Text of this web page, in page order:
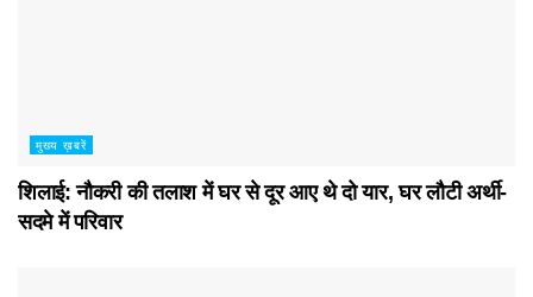
मुख्य ख़बरें
शिलाई: नौकरी की तलाश में घर से दूर आए थे दो यार, घर लौटी अर्थी-
सदमे में परिवार